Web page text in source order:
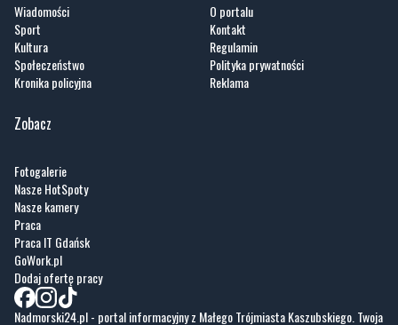
Wiadomości
Sport
Kultura
Społeczeństwo
Kronika policyjna
O portalu
Kontakt
Regulamin
Polityka prywatności
Reklama
Zobacz
Fotogalerie
Nasze HotSpoty
Nasze kamery
Praca
Praca IT Gdańsk
GoWork.pl
Dodaj ofertę pracy
Nadmorski24.pl - portal informacyjny z Małego Trójmiasta Kaszubskiego. Twoja